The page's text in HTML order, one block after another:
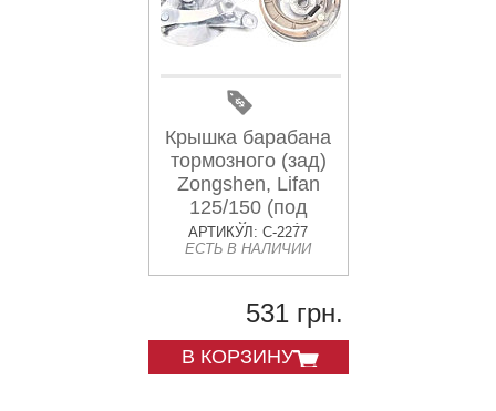
Крышка барабана
тормозного (зад)
Zongshen, Lifan
125/150 (под
литой диск)
(+колодки) MANLE
АРТИКУЛ: C-2277
ЕСТЬ В НАЛИЧИИ
531 грн.
В КОРЗИНУ